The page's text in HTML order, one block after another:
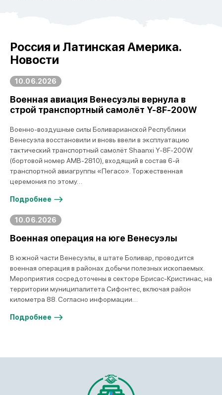
Россия и Латинская Америка.
Новости
10.06.2026
Военная авиация Венесуэлы вернула в
строй транспортный самолёт Y-8F-200W
Военно-воздушные силы Боливарианской Республики
Венесуэла восстановили и вновь ввели в эксплуатацию
тактический транспортный самолёт Shaanxi Y-8F-200W
(бортовой номер AMB-2810), входящий в состав 6-й
транспортной авиагруппы «Пегасо». Торжественная
церемония по этому…
Подробнее
10.06.2026
Военная операция на юге Венесуэлы
В южной части Венесуэлы, в штате Боливар, проводится
военная операция в районах добычи полезных ископаемых.
Мероприятия сосредоточены в секторе Брисас-Кристинас, на
территории муниципалитета Сифонтес, включая район
километра 88. Согласно информации…
Подробнее